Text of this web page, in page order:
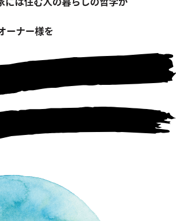
には住む人の暮らしの哲学が
ーナー様を